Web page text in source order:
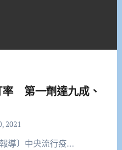
率 第一劑達九成、
2021
報導〕中央流行疫…